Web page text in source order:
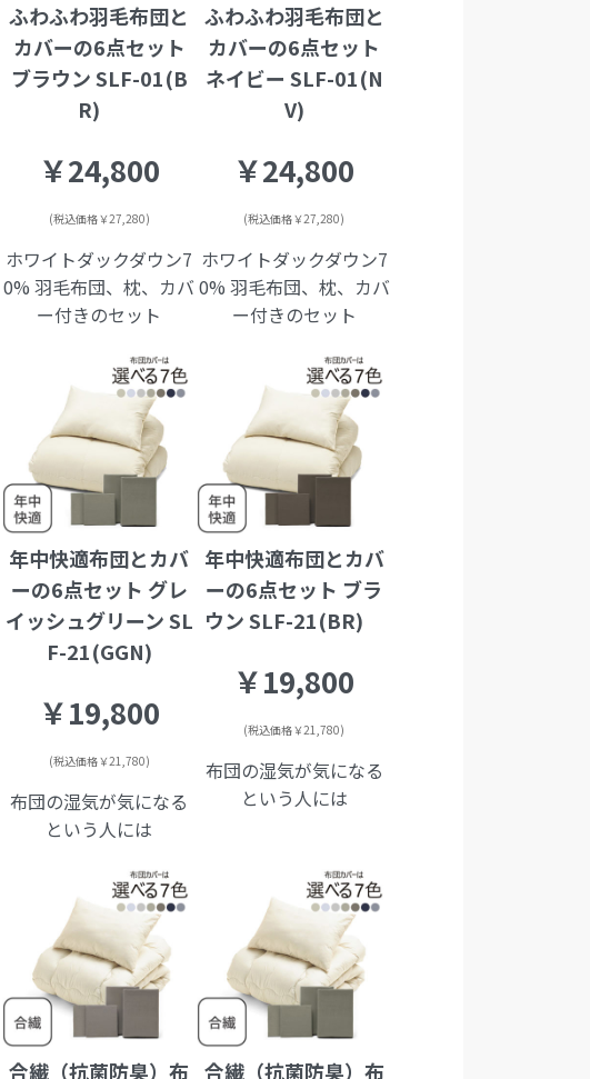
ふわふわ羽毛布団と
カバーの6点セット
ブラウン SLF-01(B
R)
￥24,800
(税込価格￥27,280)
ホワイトダックダウン7
0% 羽毛布団、枕、カバ
ー付きのセット
ふわふわ羽毛布団と
カバーの6点セット
ネイビー SLF-01(N
V)
￥24,800
(税込価格￥27,280)
ホワイトダックダウン7
0% 羽毛布団、枕、カバ
ー付きのセット
年中快適布団とカバ
ーの6点セット グレ
イッシュグリーン SL
F-21(GGN)
￥19,800
(税込価格￥21,780)
布団の湿気が気になる
という人には
年中快適布団とカバ
ーの6点セット ブラ
ウン SLF-21(BR)
￥19,800
(税込価格￥21,780)
布団の湿気が気になる
という人には
合繊（抗菌防臭）布 合繊（抗菌防臭）布